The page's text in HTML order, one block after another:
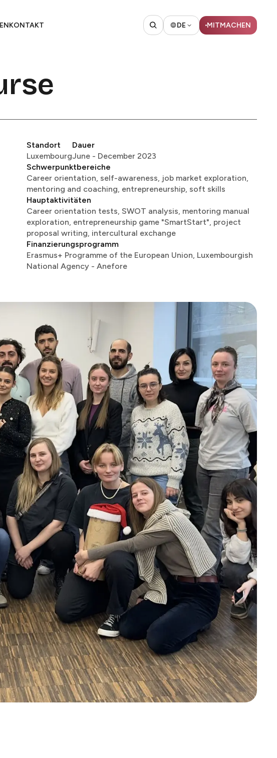
KONTAKT​​​​‌ ‍ ​‍​‍‌‍ ‌ ​‍‌‍‍‌‌‍‌ ‌‍‍‌‌‍ ‍​‍​‍​ ‍‍​‍​‍‌ ​ ‌‍​‌‌‍ ‍‌‍‍‌‌ ‌​‌ ‍‌​‍ ‍‌‍‍‌‌‍ ​‍​‍​‍ ​​‍​‍‌‍‍​‌ ​‍‌‍‌‌‌‍‌‍​‍​‍​ ‍‍​‍​‍​‍ ‌ ​ ‌ ‌​‌ ‌‌‌‍‌​‌‍‍‌‌‍ ​‍ ‌‍‍‌‌‍ ‍‌ ‌​‌‍‌‌‌‍ ‍‌ ‌​​‍ ‌‍‌‌‌‍‌​‌‍‍‌‌ ‌​​‍ ‌‍ ‌‌‍ ‌‍‌​‌‍‌‌​ ‌‌ ​​‌ ​‍‌‍‌‌‌ ​ ‌‍‌‌‌‍ ‍‌ ‌​‌‍​‌‌ ‌​‌‍‍‌‌‍ ‌‍ ‍​ ‍ ‌‍‍‌‌‍‌​​ ‌​ ‌‌​ ‌​​ ​ ​ ‌ ​ ​​​ ​‍​ ‌‌​ ‌ ​‍ ‌​ ‌ ‌‍‌‌‌‍​‍‌‍​ ​‍ ‌​ ‌​​ ‌‍‌‍​ ​ ‌‌​‍ ‌‌‍​‍​ ​‍​ ‍​​ ‌​​‍ ‌​ ‌‌​ ​‍‌‍‌​‌‍​ ​ ‍​​ ‍‌‌‍‌‍​ ‌ ‌‍​ ​ ‍‌‌‍‌‍​ ‌‌​ ‍ ‌ ‌​‌ ‍‌‌ ​​‌‍‌‌​ ‌‌ ​ ‌‍‍‌‌ ‌​‌‍‌‌‌‌​ ‌‍‌‌‌ ‌​‌ ‌​‌‍‍‌‌‍ ‍‌‍‌ ‌ ​ ​ ‍ ‌ ​​‌‍​‌‌ ‌​‌‍‍​​ ‌‌‍ ‍‌‍​‌‌ ‌‍‌‍​‍‌‍​‌‌ ​‍​‍ ‍‌‍ ‍‌‍​‌‌ ‌‍‌​ ​‌‍‍‌‌‍ ‍‌‍‍ ‌ ​ ​‍‌‌​ ‌‌‌​​‍‌‌ ‌‍‍ ‌‍‌‌‌ ‍‌​‍‌‌​ ​ ‌​‌​​‍‌‌​ ​ ‌​‌​​‍‌‌​ ​‍​ ​‍‌‍‌​​ ‌ ​ ‌​​ ​ ​ ​ ‌‍​ ​ ​‍​ ‍​‌‍‌‌​ ‌ ‌‍‌‌​ ‌ ​‍‌‌​ ​‍​ ​‍​‍‌‌​ ‌‌‌​‌​​‍ ‍‌‍ ​‌‍​‌‌‍​‍‌‍‌‌‌‍ ​​ ‌‍​‍‌‍​‌‌ ​ ‌‍‌‌‌‌‌‌‌ ​‍‌‍ ​​ ‌​‍‌‌​ ​‍‌​‌‍‌ ​ ‌ ‌​‌ ‌‌‌‍‌​‌‍‍‌‌‍ ​‍‌‍‌‍‍‌‌‍‌​​ ‌​ ‌‌​ ‌​​ ​ ​ ‌ ​ ​​​ ​‍​ ‌‌​ ‌ ​‍ ‌​ ‌ ‌‍‌‌‌‍​‍‌‍​ ​‍ ‌​ ‌​​ ‌‍‌‍​ ​ ‌‌​‍ ‌‌‍​‍​ ​‍​ ‍​​ ‌​​‍ ‌​ ‌‌​ ​‍‌‍‌​‌‍​ ​ ‍​​ ‍‌‌‍‌‍​ ‌ ‌‍​ ​ ‍‌‌‍‌‍​ ‌‌​‍‌‍‌ ‌​‌ ‍‌‌ ​​‌‍‌‌​ ‌‌ ​ ‌‍‍‌‌ ‌​‌‍‌‌‌‌​ ‌‍‌‌‌ ‌​‌ ‌​‌‍‍‌‌‍ ‍‌‍‌ ‌ ​ ​‍‌‍‌ ​​‌‍​‌‌ ‌​‌‍‍​​ ‌‌‍ ‍‌‍​‌‌ ‌‍‌‍​‍‌‍​‌‌ ​‍​‍ ‍‌‍ ‍‌‍​‌‌ ‌‍‌​ ​‌‍‍‌‌‍ ‍‌‍‍ ‌ ​ ​‍‌‌​ ‌‌‌​​‍‌‌ ‌‍‍ ‌‍‌‌‌ ‍‌​‍‌‌​ ​ ‌​‌​​‍‌‌​ ​ ‌​‌​​‍‌‌​ ​‍​ ​‍‌‍‌​​ ‌ ​ ‌​​ ​ ​ ​ ‌‍​ ​ ​‍​ ‍​‌‍‌‌​ ‌ ‌‍‌‌​ ‌ ​‍‌‌​ ​‍​ ​‍​‍‌‌​ ‌‌‌​‌​​‍ ‍‌‍ ​‌‍​‌‌‍​‍‌‍‌‌‌‍ ​​‍‌‍‌ ​​‌‍‌‌‌ ​‍‌ ​ ‌ ​​‌‍‌‌‌‍​ ‌ ‌​‌‍‍‌‌ ‌‍‌‍‌‌​ ‌‌ ​​‌ ‌‌‌‍​‍‌‍ ​‌‍‍‌‌ ​ ‌‍‍​‌‍‌‌‌‍‌​​‍​‍‌ ‌ DE MITMACHEN​​​​‌ ‍ ​‍​‍‌‍ ‌ ​‍‌‍‍‌‌‍‌ ‌‍‍‌‌‍ ‍​‍​‍​ ‍‍​‍​‍‌ ​ ‌‍​‌‌‍ ‍‌‍‍‌‌ ‌​‌ ‍‌​‍ ‍‌‍‍‌‌‍ ​‍​‍​‍ ​​‍​‍‌‍‍​‌ ​‍‌‍‌‌‌‍‌‍​‍​‍​ ‍‍​‍​‍​‍ ‌ ​ ‌ ‌​‌ ‌‌‌‍‌​‌‍‍‌‌‍ ​‍ ‌‍‍‌‌‍ ‍‌ ‌​‌‍‌‌‌‍ ‍‌ ‌​​‍ ‌‍‌‌‌‍‌​‌‍‍‌‌ ‌​​‍ ‌‍ ‌‌‍ ‌‍‌​‌‍‌‌​ ‌‌ ​​‌ ​‍‌‍‌‌‌ ​ ‌‍‌‌‌‍ ‍‌ ‌​‌‍​‌‌ ‌​‌‍‍‌‌‍ ‌‍ ‍​ ‍ ‌‍‍‌‌‍‌​​ ‌​ ‌‌​ ‌​​ ​ ​ ‌ ​ ​​​ ​‍​ ‌‌​ ‌ ​‍ ‌​ ‌ ‌‍‌‌‌‍​‍‌‍​ ​‍ ‌​ ‌​​ ‌‍‌‍​ ​ ‌‌​‍ ‌‌‍​‍​ ​‍​ ‍​​ ‌​​‍ ‌​ ‌‌​ ​‍‌‍‌​‌‍​ ​ ‍​​ ‍‌‌‍‌‍​ ‌ ‌‍​ ​ ‍‌‌‍‌‍​ ‌‌​ ‍ ‌ ‌​‌ ‍‌‌ ​​‌‍‌‌​ ‌‌ ​ ‌‍‍‌‌ ‌​‌‍‌‌‌‌​ ‌‍‌‌‌ ‌​‌ ‌​‌‍‍‌‌‍ ‍‌‍‌ ‌ ​ ​ ‍ ‌ ​​‌‍​‌‌ ‌​‌‍‍​​ ‌‌‍ ‍‌‍​‌‌ ‌‍‌‍​‍‌‍​‌‌ ​‍​‍ ‍‌‍​ ‌ ‌​‌‍​‌‌​​‍‌ ‌‌‌ ‌​‌ ‌​‌‍ ‌‍ ‍​‍ ‍‌ ‌​‌‍‌‌‌ ‍​‌ ‌​​ ‌‍​‍‌‍​‌‌ ​ ‌‍‌‌‌‌‌‌‌ ​‍‌‍ ​​ ‌​‍‌‌​ ​‍‌​‌‍‌ ​ ‌ ‌​‌ ‌‌‌‍‌​‌‍‍‌‌‍ ​‍‌‍‌‍‍‌‌‍‌​​ ‌​ ‌‌​ ‌​​ ​ ​ ‌ ​ ​​​ ​‍​ ‌‌​ ‌ ​‍ ‌​ ‌ ‌‍‌‌‌‍​‍‌‍​ ​‍ ‌​ ‌​​ ‌‍‌‍​ ​ ‌‌​‍ ‌‌‍​‍​ ​‍​ ‍​​ ‌​​‍ ‌​ ‌‌​ ​‍‌‍‌​‌‍​ ​ ‍​​ ‍‌‌‍‌‍​ ‌ ‌‍​ ​ ‍‌‌‍‌‍​ ‌‌​‍‌‍‌ ‌​‌ ‍‌‌ ​​‌‍‌‌​ ‌‌ ​ ‌‍‍‌‌ ‌​‌‍‌‌‌‌​ ‌‍‌‌‌ ‌​‌ ‌​‌‍‍‌‌‍ ‍‌‍‌ ‌ ​ ​‍‌‍‌ ​​‌‍​‌‌ ‌​‌‍‍​​ ‌‌‍ ‍‌‍​‌‌ ‌‍‌‍​‍‌‍​‌‌ ​‍​‍ ‍‌‍​ ‌ ‌​‌‍​‌‌​​‍‌ ‌‌‌ ‌​‌ ‌​‌‍ ‌‍ ‍​‍ ‍‌ ‌​‌‍‌‌‌ ‍​‌ ‌​​‍‌‍‌ ​​‌‍‌‌‌ ​‍‌ ​ ‌ ​​‌‍‌‌‌‍​ ‌ ‌​‌‍‍‌‌ ‌‍‌‍‌‌​ ‌‌ ​​‌ ‌‌‌‍​‍‌‍ ​‌‍‍‌‌ ​ ‌‍‍​‌‍‌‌‌‍‌​​‍​‍‌ ‌
Standort
Luxembourg​​​​‌ ‍ ​‍​‍‌‍ ‌ ​‍‌‍‍‌‌‍‌ ‌‍‍‌‌‍ ‍​‍​‍​ ‍‍​‍​‍‌ ​ ‌‍​‌‌‍ ‍‌‍‍‌‌ ‌​‌ ‍‌​‍ ‍‌‍‍‌‌‍ ​‍​‍​‍ ​​‍​‍‌‍‍​‌ ​‍‌‍‌‌‌‍‌‍​‍​‍​ ‍‍​‍​‍​‍ ‌ ​ ‌ ‌​‌ ‌‌‌‍‌​‌‍‍‌‌‍ ​‍ ‌‍‍‌‌‍ ‍‌ ‌​‌‍‌‌‌‍ ‍‌ ‌​​‍ ‌‍‌‌‌‍‌​‌‍‍‌‌ ‌​​‍ ‌‍ ‌‌‍ ‌‍‌​‌‍‌‌​ ‌‌ ​​‌ ​‍‌‍‌‌‌ ​ ‌‍‌‌‌‍ ‍‌ ‌​‌‍​‌‌ ‌​‌‍‍‌‌‍ ‌‍ ‍​ ‍ ‌‍‍‌‌‍‌​​ ‌‌‍​‌‌‍​‌​ ​​​ ​‍​ ​‌‌‍‌​​ ‌‌​ ​‌​‍ ‌‌‍​ ​ ‌​​ ​ ​ ‍​​‍ ‌​ ‌​​ ‍‌‌‍‌​‌‍​ ​‍ ‌​ ‍​‌‍‌‌‌‍‌‌‌‍​ ​‍ ‌‌‍‌‍​ ​ ​ ‌​​ ​​​ ​​​ ‌‍​ ‌‍​ ​‌‌‍‌‍‌‍​‍​ ‌‍‌‍​‍​ ‍ ‌ ‌​‌ ‍‌‌ ​​‌‍‌‌​ ‌‌ ​​‌ ​‍‌‍ ‌‍‍‍‌‍‌‌‌‍​ ‌ ‌​​ ‍ ‌ ​​‌‍​‌‌ ‌​‌‍‍​​ ‌‌‍‌​‌‍‌‌‌ ‌​‌‍​‌‌‍‍‌‌‍ ​‌ ​ ​‍‌‌​ ‌‌‌​​‍‌‌ ‌‍‍ ‌‍‌‌‌ ‍‌​‍‌‌​ ​ ‌​‌​​‍‌‌​ ​ ‌​‌​​‍‌‌​ ​‍​ ​‍‌‍​‍‌‍‌‍‌‍​ ​ ‍​​ ‍​​ ​ ​ ‌‌‌‍‌‍‌‍​ ​ ​‍​ ​‍‌‍‌‍​‍‌‌​ ​‍​ ​‍​‍‌‌​ ‌‌‌​‌​​‍ ‍‌‍‍‌‌‍ ‍‌‍‌‍‌‍ ​ ‌‍​‍‌‍​‌‌ ​ ‌‍‌‌‌‌‌‌‌ ​‍‌‍ ​​ ‌​‍‌‌​ ​‍‌​‌‍‌ ​ ‌ ‌​‌ ‌‌‌‍‌​‌‍‍‌‌‍ ​‍‌‍‌‍‍‌‌‍‌​​ ‌‌‍​‌‌‍​‌​ ​​​ ​‍​ ​‌‌‍‌​​ ‌‌​ ​‌​‍ ‌‌‍​ ​ ‌​​ ​ ​ ‍​​‍ ‌​ ‌​​ ‍‌‌‍‌​‌‍​ ​‍ ‌​ ‍​‌‍‌‌‌‍‌‌‌‍​ ​‍ ‌‌‍‌‍​ ​ ​ ‌​​ ​​​ ​​​ ‌‍​ ‌‍​ ​‌‌‍‌‍‌‍​‍​ ‌‍‌‍​‍​‍‌‍‌ ‌​‌ ‍‌‌ ​​‌‍‌‌​ ‌‌ ​​‌ ​‍‌‍ ‌‍‍‍‌‍‌‌‌‍​ ‌ ‌​​‍‌‍‌ ​​‌‍​‌‌ ‌​‌‍‍​​ ‌‌‍‌​‌‍‌‌‌ ‌​‌‍​‌‌‍‍‌‌‍ ​‌ ​ ​‍‌‌​ ‌‌‌​​‍‌‌ ‌‍‍ ‌‍‌‌‌ ‍‌​‍‌‌​ ​ ‌​‌​​‍‌‌​ ​ ‌​‌​​‍‌‌​ ​‍​ ​‍‌‍​‍‌‍‌‍‌‍​ ​ ‍​​ ‍​​ ​ ​ ‌‌‌‍‌‍‌‍​ ​ ​‍​ ​‍‌‍‌‍​‍‌‌​ ​‍​ ​‍​‍‌‌​ ‌‌‌​‌​​‍ ‍‌‍‍‌‌‍ ‍‌‍‌‍‌‍ ​‍‌‍‌ ​​‌‍‌‌‌ ​‍‌ ​ ‌ ​​‌‍‌‌‌‍​ ‌ ‌​‌‍‍‌‌ ‌‍‌‍‌‌​ ‌‌ ​​‌ ‌‌‌‍​‍‌‍ ​‌‍‍‌‌ ​ ‌‍‍​‌‍‌‌‌‍‌​​‍​‍‌ ‌
Dauer
June - December 2023​​​​‌ ‍ ​‍​‍‌‍ ‌ ​‍‌‍‍‌‌‍‌ ‌‍‍‌‌‍ ‍​‍​‍​ ‍‍​‍​‍‌ ​ ‌‍​‌‌‍ ‍‌‍‍‌‌ ‌​‌ ‍‌​‍ ‍‌‍‍‌‌‍ ​‍​‍​‍ ​​‍​‍‌‍‍​‌ ​‍‌‍‌‌‌‍‌‍​‍​‍​ ‍‍​‍​‍​‍ ‌ ​ ‌ ‌​‌ ‌‌‌‍‌​‌‍‍‌‌‍ ​‍ ‌‍‍‌‌‍ ‍‌ ‌​‌‍‌‌‌‍ ‍‌ ‌​​‍ ‌‍‌‌‌‍‌​‌‍‍‌‌ ‌​​‍ ‌‍ ‌‌‍ ‌‍‌​‌‍‌‌​ ‌‌ ​​‌ ​‍‌‍‌‌‌ ​ ‌‍‌‌‌‍ ‍‌ ‌​‌‍​‌‌ ‌​‌‍‍‌‌‍ ‌‍ ‍​ ‍ ‌‍‍‌‌‍‌​​ ‌‌‍​‌‌‍​‌​ ​​​ ​‍​ ​‌‌‍‌​​ ‌‌​ ​‌​‍ ‌‌‍​ ​ ‌​​ ​ ​ ‍​​‍ ‌​ ‌​​ ‍‌‌‍‌​‌‍​ ​‍ ‌​ ‍​‌‍‌‌‌‍‌‌‌‍​ ​‍ ‌‌‍‌‍​ ​ ​ ‌​​ ​​​ ​​​ ‌‍​ ‌‍​ ​‌‌‍‌‍‌‍​‍​ ‌‍‌‍​‍​ ‍ ‌ ‌​‌ ‍‌‌ ​​‌‍‌‌​ ‌‌ ​​‌ ​‍‌‍ ‌‍‍‍‌‍‌‌‌‍​ ‌ ‌​​ ‍ ‌ ​​‌‍​‌‌ ‌​‌‍‍​​ ‌‌‍‌​‌‍‌‌‌ ‌​‌‍​‌‌‍‍‌‌‍ ​‌ ​ ​‍‌‌​ ‌‌‌​​‍‌‌ ‌‍‍ ‌‍‌‌‌ ‍‌​‍‌‌​ ​ ‌​‌​​‍‌‌​ ​ ‌​‌​​‍‌‌​ ​‍​ ​‍‌‍‌‌‌‍​ ‌‍​‍​ ​‌​ ‌​​ ‌‌‌‍‌​​ ​‍​ ​‍​ ​​​ ‌​​ ‍‌​‍‌‌​ ​‍​ ​‍​‍‌‌​ ‌‌‌​‌​​‍ ‍‌‍‍‌‌‍ ‍‌‍‌‍‌‍ ​ ‌‍​‍‌‍​‌‌ ​ ‌‍‌‌‌‌‌‌‌ ​‍‌‍ ​​ ‌​‍‌‌​ ​‍‌​‌‍‌ ​ ‌ ‌​‌ ‌‌‌‍‌​‌‍‍‌‌‍ ​‍‌‍‌‍‍‌‌‍‌​​ ‌‌‍​‌‌‍​‌​ ​​​ ​‍​ ​‌‌‍‌​​ ‌‌​ ​‌​‍ ‌‌‍​ ​ ‌​​ ​ ​ ‍​​‍ ‌​ ‌​​ ‍‌‌‍‌​‌‍​ ​‍ ‌​ ‍​‌‍‌‌‌‍‌‌‌‍​ ​‍ ‌‌‍‌‍​ ​ ​ ‌​​ ​​​ ​​​ ‌‍​ ‌‍​ ​‌‌‍‌‍‌‍​‍​ ‌‍‌‍​‍​‍‌‍‌ ‌​‌ ‍‌‌ ​​‌‍‌‌​ ‌‌ ​​‌ ​‍‌‍ ‌‍‍‍‌‍‌‌‌‍​ ‌ ‌​​‍‌‍‌ ​​‌‍​‌‌ ‌​‌‍‍​​ ‌‌‍‌​‌‍‌‌‌ ‌​‌‍​‌‌‍‍‌‌‍ ​‌ ​ ​‍‌‌​ ‌‌‌​​‍‌‌ ‌‍‍ ‌‍‌‌‌ ‍‌​‍‌‌​ ​ ‌​‌​​‍‌‌​ ​ ‌​‌​​‍‌‌​ ​‍​ ​‍‌‍‌‌‌‍​ ‌‍​‍​ ​‌​ ‌​​ ‌‌‌‍‌​​ ​‍​ ​‍​ ​​​ ‌​​ ‍‌​‍‌‌​ ​‍​ ​‍​‍‌‌​ ‌‌‌​‌​​‍ ‍‌‍‍‌‌‍ ‍‌‍‌‍‌‍ ​‍‌‍‌ ​​‌‍‌‌‌ ​‍‌ ​ ‌ ​​‌‍‌‌‌‍​ ‌ ‌​‌‍‍‌‌ ‌‍‌‍‌‌​ ‌‌ ​​‌ ‌‌‌‍​‍‌‍ ​‌‍‍‌‌ ​ ‌‍‍​‌‍‌‌‌‍‌​​‍​‍‌ ‌
Schwerpunktbereiche
Career orientation, self-awareness, job market exploration,
mentoring and coaching, entrepreneurship, soft skills​​​​‌ ‍ ​‍​‍‌‍ ‌ ​‍‌‍‍‌‌‍‌ ‌‍‍‌‌‍ ‍​‍​‍​ ‍‍​‍​‍‌ ​ ‌‍​‌‌‍ ‍‌‍‍‌‌ ‌​‌ ‍‌​‍ ‍‌‍‍‌‌‍ ​‍​‍​‍ ​​‍​‍‌‍‍​‌ ​‍‌‍‌‌‌‍‌‍​‍​‍​ ‍‍​‍​‍​‍ ‌ ​ ‌ ‌​‌ ‌‌‌‍‌​‌‍‍‌‌‍ ​‍ ‌‍‍‌‌‍ ‍‌ ‌​‌‍‌‌‌‍ ‍‌ ‌​​‍ ‌‍‌‌‌‍‌​‌‍‍‌‌ ‌​​‍ ‌‍ ‌‌‍ ‌‍‌​‌‍‌‌​ ‌‌ ​​‌ ​‍‌‍‌‌‌ ​ ‌‍‌‌‌‍ ‍‌ ‌​‌‍​‌‌ ‌​‌‍‍‌‌‍ ‌‍ ‍​ ‍ ‌‍‍‌‌‍‌​​ ‌‌‍​‌‌‍​‌​ ​​​ ​‍​ ​‌‌‍‌​​ ‌‌​ ​‌​‍ ‌‌‍​ ​ ‌​​ ​ ​ ‍​​‍ ‌​ ‌​​ ‍‌‌‍‌​‌‍​ ​‍ ‌​ ‍​‌‍‌‌‌‍‌‌‌‍​ ​‍ ‌‌‍‌‍​ ​ ​ ‌​​ ​​​ ​​​ ‌‍​ ‌‍​ ​‌‌‍‌‍‌‍​‍​ ‌‍‌‍​‍​ ‍ ‌ ‌​‌ ‍‌‌ ​​‌‍‌‌​ ‌‌ ​​‌ ​‍‌‍ ‌‍‍‍‌‍‌‌‌‍​ ‌ ‌​​ ‍ ‌ ​​‌‍​‌‌ ‌​‌‍‍​​ ‌‌‍‌​‌‍‌‌‌ ‌​‌‍​‌‌‍‍‌‌‍ ​‌ ​ ​‍‌‌​ ‌‌‌​​‍‌‌ ‌‍‍ ‌‍‌‌‌ ‍‌​‍‌‌​ ​ ‌​‌​​‍‌‌​ ​ ‌​‌​​‍‌‌​ ​‍​ ​‍‌‍​‌​ ​ ​ ‍​​ ​ ​ ‌ ‌‍​‌‌‍​ ‌‍‌​‌‍​‌‌‍‌​​ ‌‌‌‍​ ​‍‌‌​ ​‍​ ​‍​‍‌‌​ ‌‌‌​‌​​‍ ‍‌‍‍‌‌‍ ‍‌‍‌‍‌‍ ​ ‌‍​‍‌‍​‌‌ ​ ‌‍‌‌‌‌‌‌‌ ​‍‌‍ ​​ ‌​‍‌‌​ ​‍‌​‌‍‌ ​ ‌ ‌​‌ ‌‌‌‍‌​‌‍‍‌‌‍ ​‍‌‍‌‍‍‌‌‍‌​​ ‌‌‍​‌‌‍​‌​ ​​​ ​‍​ ​‌‌‍‌​​ ‌‌​ ​‌​‍ ‌‌‍​ ​ ‌​​ ​ ​ ‍​​‍ ‌​ ‌​​ ‍‌‌‍‌​‌‍​ ​‍ ‌​ ‍​‌‍‌‌‌‍‌‌‌‍​ ​‍ ‌‌‍‌‍​ ​ ​ ‌​​ ​​​ ​​​ ‌‍​ ‌‍​ ​‌‌‍‌‍‌‍​‍​ ‌‍‌‍​‍​‍‌‍‌ ‌​‌ ‍‌‌ ​​‌‍‌‌​ ‌‌ ​​‌ ​‍‌‍ ‌‍‍‍‌‍‌‌‌‍​ ‌ ‌​​‍‌‍‌ ​​‌‍​‌‌ ‌​‌‍‍​​ ‌‌‍‌​‌‍‌‌‌ ‌​‌‍​‌‌‍‍‌‌‍ ​‌ ​ ​‍‌‌​ ‌‌‌​​‍‌‌ ‌‍‍ ‌‍‌‌‌ ‍‌​‍‌‌​ ​ ‌​‌​​‍‌‌​ ​ ‌​‌​​‍‌‌​ ​‍​ ​‍‌‍​‌​ ​ ​ ‍​​ ​ ​ ‌ ‌‍​‌‌‍​ ‌‍‌​‌‍​‌‌‍‌​​ ‌‌‌‍​ ​‍‌‌​ ​‍​ ​‍​‍‌‌​ ‌‌‌​‌​​‍ ‍‌‍‍‌‌‍ ‍‌‍‌‍‌‍ ​‍‌‍‌ ​​‌‍‌‌‌ ​‍‌ ​ ‌ ​​‌‍‌‌‌‍​ ‌ ‌​‌‍‍‌‌ ‌‍‌‍‌‌​ ‌‌ ​​‌ ‌‌‌‍​‍‌‍ ​‌‍‍‌‌ ​ ‌‍‍​‌‍‌‌‌‍‌​​‍​‍‌ ‌
Hauptaktivitäten
Career orientation tests, SWOT analysis, mentoring manual
exploration, entrepreneurship game "SmartStart", project
proposal writing, intercultural exchange​​​​‌ ‍ ​‍​‍‌‍ ‌ ​‍‌‍‍‌‌‍‌ ‌‍‍‌‌‍ ‍​‍​‍​ ‍‍​‍​‍‌ ​ ‌‍​‌‌‍ ‍‌‍‍‌‌ ‌​‌ ‍‌​‍ ‍‌‍‍‌‌‍ ​‍​‍​‍ ​​‍​‍‌‍‍​‌ ​‍‌‍‌‌‌‍‌‍​‍​‍​ ‍‍​‍​‍​‍ ‌ ​ ‌ ‌​‌ ‌‌‌‍‌​‌‍‍‌‌‍ ​‍ ‌‍‍‌‌‍ ‍‌ ‌​‌‍‌‌‌‍ ‍‌ ‌​​‍ ‌‍‌‌‌‍‌​‌‍‍‌‌ ‌​​‍ ‌‍ ‌‌‍ ‌‍‌​‌‍‌‌​ ‌‌ ​​‌ ​‍‌‍‌‌‌ ​ ‌‍‌‌‌‍ ‍‌ ‌​‌‍​‌‌ ‌​‌‍‍‌‌‍ ‌‍ ‍​ ‍ ‌‍‍‌‌‍‌​​ ‌‌‍​‌‌‍​‌​ ​​​ ​‍​ ​‌‌‍‌​​ ‌‌​ ​‌​‍ ‌‌‍​ ​ ‌​​ ​ ​ ‍​​‍ ‌​ ‌​​ ‍‌‌‍‌​‌‍​ ​‍ ‌​ ‍​‌‍‌‌‌‍‌‌‌‍​ ​‍ ‌‌‍‌‍​ ​ ​ ‌​​ ​​​ ​​​ ‌‍​ ‌‍​ ​‌‌‍‌‍‌‍​‍​ ‌‍‌‍​‍​ ‍ ‌ ‌​‌ ‍‌‌ ​​‌‍‌‌​ ‌‌ ​​‌ ​‍‌‍ ‌‍‍‍‌‍‌‌‌‍​ ‌ ‌​​ ‍ ‌ ​​‌‍​‌‌ ‌​‌‍‍​​ ‌‌‍‌​‌‍‌‌‌ ‌​‌‍​‌‌‍‍‌‌‍ ​‌ ​ ​‍‌‌​ ‌‌‌​​‍‌‌ ‌‍‍ ‌‍‌‌‌ ‍‌​‍‌‌​ ​ ‌​‌​​‍‌‌​ ​ ‌​‌​​‍‌‌​ ​‍​ ​‍​ ​‍‌‍​ ​ ​ ​ ​‍‌‍​‌​ ‌‌‌‍‌‍​ ​‌​ ‌‍​ ‍​​ ‌‌‌‍​‌​‍‌‌​ ​‍​ ​‍​‍‌‌​ ‌‌‌​‌​​‍ ‍‌‍‍‌‌‍ ‍‌‍‌‍‌‍ ​ ‌‍​‍‌‍​‌‌ ​ ‌‍‌‌‌‌‌‌‌ ​‍‌‍ ​​ ‌​‍‌‌​ ​‍‌​‌‍‌ ​ ‌ ‌​‌ ‌‌‌‍‌​‌‍‍‌‌‍ ​‍‌‍‌‍‍‌‌‍‌​​ ‌‌‍​‌‌‍​‌​ ​​​ ​‍​ ​‌‌‍‌​​ ‌‌​ ​‌​‍ ‌‌‍​ ​ ‌​​ ​ ​ ‍​​‍ ‌​ ‌​​ ‍‌‌‍‌​‌‍​ ​‍ ‌​ ‍​‌‍‌‌‌‍‌‌‌‍​ ​‍ ‌‌‍‌‍​ ​ ​ ‌​​ ​​​ ​​​ ‌‍​ ‌‍​ ​‌‌‍‌‍‌‍​‍​ ‌‍‌‍​‍​‍‌‍‌ ‌​‌ ‍‌‌ ​​‌‍‌‌​ ‌‌ ​​‌ ​‍‌‍ ‌‍‍‍‌‍‌‌‌‍​ ‌ ‌​​‍‌‍‌ ​​‌‍​‌‌ ‌​‌‍‍​​ ‌‌‍‌​‌‍‌‌‌ ‌​‌‍​‌‌‍‍‌‌‍ ​‌ ​ ​‍‌‌​ ‌‌‌​​‍‌‌ ‌‍‍ ‌‍‌‌‌ ‍‌​‍‌‌​ ​ ‌​‌​​‍‌‌​ ​ ‌​‌​​‍‌‌​ ​‍​ ​‍​ ​‍‌‍​ ​ ​ ​ ​‍‌‍​‌​ ‌‌‌‍‌‍​ ​‌​ ‌‍​ ‍​​ ‌‌‌‍​‌​‍‌‌​ ​‍​ ​‍​‍‌‌​ ‌‌‌​‌​​‍ ‍‌‍‍‌‌‍ ‍‌‍‌‍‌‍ ​‍‌‍‌ ​​‌‍‌‌‌ ​‍‌ ​ ‌ ​​‌‍‌‌‌‍​ ‌ ‌​‌‍‍‌‌ ‌‍‌‍‌‌​ ‌‌ ​​‌ ‌‌‌‍​‍‌‍ ​‌‍‍‌‌ ​ ‌‍‍​‌‍‌‌‌‍‌​​‍​‍‌ ‌
Finanzierungsprogramm
Erasmus+ Programme of the European Union, Luxembourgish
National Agency - Anefore​​​​‌ ‍ ​‍​‍‌‍ ‌ ​‍‌‍‍‌‌‍‌ ‌‍‍‌‌‍ ‍​‍​‍​ ‍‍​‍​‍‌ ​ ‌‍​‌‌‍ ‍‌‍‍‌‌ ‌​‌ ‍‌​‍ ‍‌‍‍‌‌‍ ​‍​‍​‍ ​​‍​‍‌‍‍​‌ ​‍‌‍‌‌‌‍‌‍​‍​‍​ ‍‍​‍​‍​‍ ‌ ​ ‌ ‌​‌ ‌‌‌‍‌​‌‍‍‌‌‍ ​‍ ‌‍‍‌‌‍ ‍‌ ‌​‌‍‌‌‌‍ ‍‌ ‌​​‍ ‌‍‌‌‌‍‌​‌‍‍‌‌ ‌​​‍ ‌‍ ‌‌‍ ‌‍‌​‌‍‌‌​ ‌‌ ​​‌ ​‍‌‍‌‌‌ ​ ‌‍‌‌‌‍ ‍‌ ‌​‌‍​‌‌ ‌​‌‍‍‌‌‍ ‌‍ ‍​ ‍ ‌‍‍‌‌‍‌​​ ‌‌‍​‌‌‍​‌​ ​​​ ​‍​ ​‌‌‍‌​​ ‌‌​ ​‌​‍ ‌‌‍​ ​ ‌​​ ​ ​ ‍​​‍ ‌​ ‌​​ ‍‌‌‍‌​‌‍​ ​‍ ‌​ ‍​‌‍‌‌‌‍‌‌‌‍​ ​‍ ‌‌‍‌‍​ ​ ​ ‌​​ ​​​ ​​​ ‌‍​ ‌‍​ ​‌‌‍‌‍‌‍​‍​ ‌‍‌‍​‍​ ‍ ‌ ‌​‌ ‍‌‌ ​​‌‍‌‌​ ‌‌ ​​‌ ​‍‌‍ ‌‍‍‍‌‍‌‌‌‍​ ‌ ‌​​ ‍ ‌ ​​‌‍​‌‌ ‌​‌‍‍​​ ‌‌‍‌​‌‍‌‌‌ ‌​‌‍​‌‌‍‍‌‌‍ ​‌ ​ ​‍‌‌​ ‌‌‌​​‍‌‌ ‌‍‍ ‌‍‌‌‌ ‍‌​‍‌‌​ ​ ‌​‌​​‍‌‌​ ​ ‌​‌​​‍‌‌​ ​‍​ ​‍​ ​​​ ‍​‌‍‌‌​ ‌ ​ ‌‌‌‍​‍​ ‌‍​ ‍‌​ ‌‍‌‍‌‍​ ‌​‌‍​‍​‍‌‌​ ​‍​ ​‍​‍‌‌​ ‌‌‌​‌​​‍ ‍‌‍‍‌‌‍ ‍‌‍‌‍‌‍ ​ ‌‍​‍‌‍​‌‌ ​ ‌‍‌‌‌‌‌‌‌ ​‍‌‍ ​​ ‌​‍‌‌​ ​‍‌​‌‍‌ ​ ‌ ‌​‌ ‌‌‌‍‌​‌‍‍‌‌‍ ​‍‌‍‌‍‍‌‌‍‌​​ ‌‌‍​‌‌‍​‌​ ​​​ ​‍​ ​‌‌‍‌​​ ‌‌​ ​‌​‍ ‌‌‍​ ​ ‌​​ ​ ​ ‍​​‍ ‌​ ‌​​ ‍‌‌‍‌​‌‍​ ​‍ ‌​ ‍​‌‍‌‌‌‍‌‌‌‍​ ​‍ ‌‌‍‌‍​ ​ ​ ‌​​ ​​​ ​​​ ‌‍​ ‌‍​ ​‌‌‍‌‍‌‍​‍​ ‌‍‌‍​‍​‍‌‍‌ ‌​‌ ‍‌‌ ​​‌‍‌‌​ ‌‌ ​​‌ ​‍‌‍ ‌‍‍‍‌‍‌‌‌‍​ ‌ ‌​​‍‌‍‌ ​​‌‍​‌‌ ‌​‌‍‍​​ ‌‌‍‌​‌‍‌‌‌ ‌​‌‍​‌‌‍‍‌‌‍ ​‌ ​ ​‍‌‌​ ‌‌‌​​‍‌‌ ‌‍‍ ‌‍‌‌‌ ‍‌​‍‌‌​ ​ ‌​‌​​‍‌‌​ ​ ‌​‌​​‍‌‌​ ​‍​ ​‍​ ​​​ ‍​‌‍‌‌​ ‌ ​ ‌‌‌‍​‍​ ‌‍​ ‍‌​ ‌‍‌‍‌‍​ ‌​‌‍​‍​‍‌‌​ ​‍​ ​‍​‍‌‌​ ‌‌‌​‌​​‍ ‍‌‍‍‌‌‍ ‍‌‍‌‍‌‍ ​‍‌‍‌ ​​‌‍‌‌‌ ​‍‌ ​ ‌ ​​‌‍‌‌‌‍​ ‌ ‌​‌‍‍‌‌ ‌‍‌‍‌‌​ ‌‌ ​​‌ ‌‌‌‍​‍‌‍ ​‌‍‍‌‌ ​ ‌‍‍​‌‍‌‌‌‍‌​​‍​‍‌ ‌